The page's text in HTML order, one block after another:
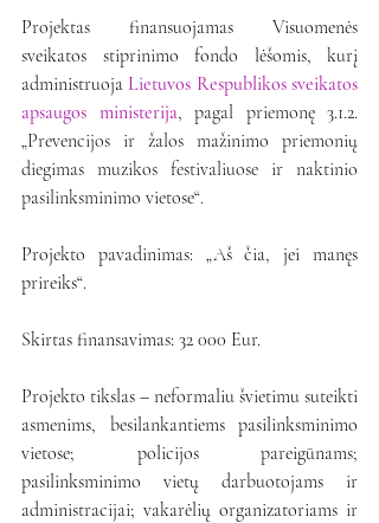
Projektas finansuojamas Visuomenės
sveikatos stiprinimo fondo lėšomis, kurį
administruoja Lietuvos Respublikos sveikatos
apsaugos ministerija, pagal priemonę 3.1.2.
„Prevencijos ir žalos mažinimo priemonių
diegimas muzikos festivaliuose ir naktinio
pasilinksminimo vietose“.
Projekto pavadinimas: „Aš čia, jei manęs
prireiks“.
Skirtas finansavimas: 32 000 Eur.
Projekto tikslas – neformaliu švietimu suteikti
asmenims, besilankantiems pasilinksminimo
vietose; policijos pareigūnams;
pasilinksminimo vietų darbuotojams ir
administracijai; vakarėlių organizatoriams ir